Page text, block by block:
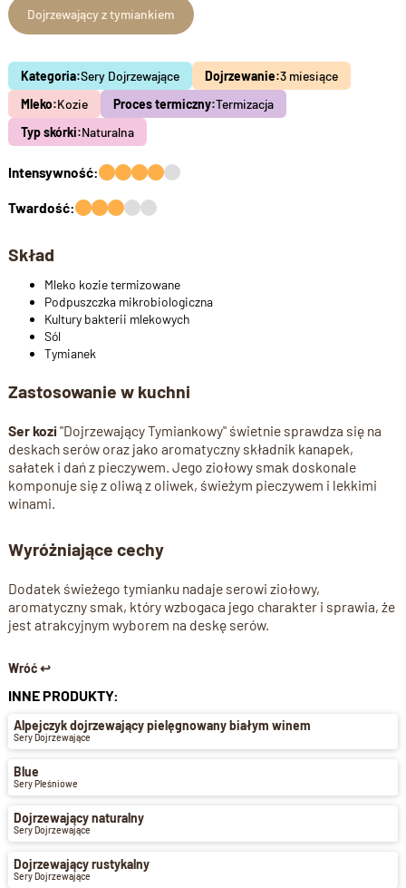
Wróć ↩
INNE PRODUKTY:
Alpejczyk dojrzewający pielęgnowany białym winem
Sery Dojrzewające
Blue
Sery Pleśniowe
Dojrzewający naturalny
Sery Dojrzewające
Dojrzewający rustykalny
Sery Dojrzewające
Dojrzewający z tymiankiem
Kategoria:Sery Dojrzewające Dojrzewanie:3 miesiące
Mleko:Kozie Proces termiczny:Termizacja
Typ skórki:Naturalna
Intensywność:
Twardość:
Skład
Mleko kozie termizowane
Podpuszczka mikrobiologiczna
Kultury bakterii mlekowych
Sól
Tymianek
Zastosowanie w kuchni
Ser kozi "Dojrzewający Tymiankowy" świetnie sprawdza się na
deskach serów oraz jako aromatyczny składnik kanapek,
sałatek i dań z pieczywem. Jego ziołowy smak doskonale
komponuje się z oliwą z oliwek, świeżym pieczywem i lekkimi
winami.
Wyróżniające cechy
Dodatek świeżego tymianku nadaje serowi ziołowy,
aromatyczny smak, który wzbogaca jego charakter i sprawia, że
jest atrakcyjnym wyborem na deskę serów.